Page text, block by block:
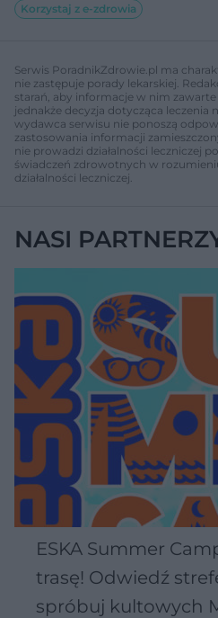
Korzystaj z e-zdrowia
Serwis PoradnikZdrowie.pl ma
nie zastępuje porady lekarskiej.
starań, aby informacje w nim
jednakże decyzja dotycząca leczenia
wydawca serwisu nie ponoszą
zastosowania informacji
nie prowadzi działalności leczniczej
świadczeń zdrowotnych w
działalności leczniczej.
NASI
ESKA Summer
trasę! Odwiedź
spróbuj kultowych